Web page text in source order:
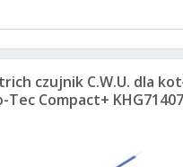
czujnik C.W.U. dla
Tec Compact+